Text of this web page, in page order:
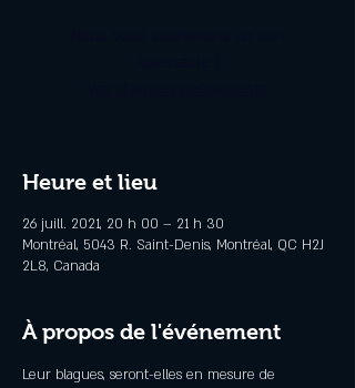
Heure et lieu
26 juill. 2021, 20 h 00 – 21 h 30
Montréal, 5043 R. Saint-Denis, Montréal, QC H2J
2L8, Canada
À propos de l'événement
Leur blagues, seront-elles en mesure de